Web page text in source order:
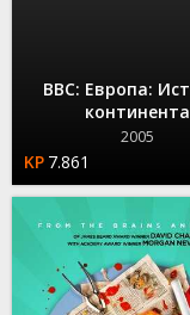
BBC: Европа:
континента
2005
7.861